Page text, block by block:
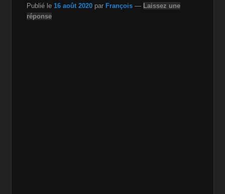
Publié le 16 août 2020 par François — Laissez une
réponse